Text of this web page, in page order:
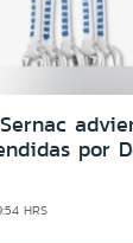
por
HRS